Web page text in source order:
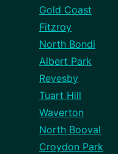
Gold Coast
Fitzroy
North Bondi
Albert Park
Revesby
Tuart Hill
Waverton
North Booval
Croydon Park